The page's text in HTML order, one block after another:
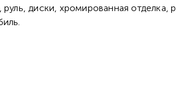
диски, хромированная отделка,